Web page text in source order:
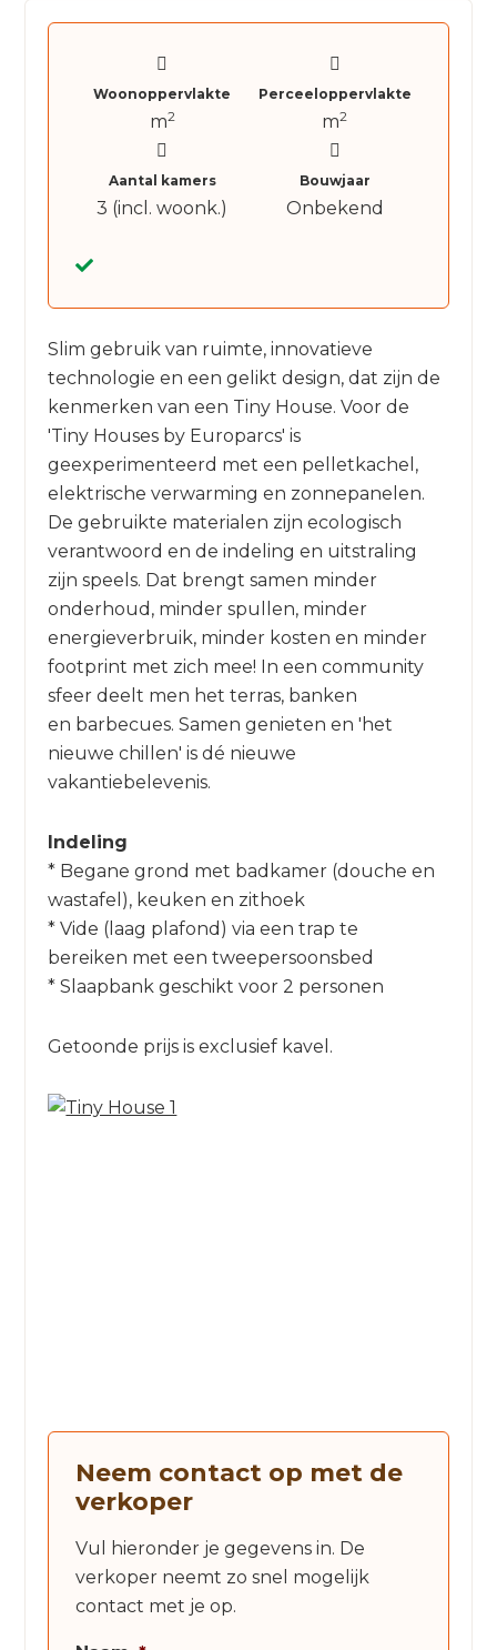
Woonoppervlakte
m2
Perceeloppervlakte
m2
Aantal kamers
3 (incl. woonk.)
Bouwjaar
Onbekend
Slim gebruik van ruimte, innovatieve
technologie en een gelikt design, dat zijn de
kenmerken van een Tiny House. Voor de
'Tiny Houses by Europarcs' is
geexperimenteerd met een pelletkachel,
elektrische verwarming en zonnepanelen.
De gebruikte materialen zijn ecologisch
verantwoord en de indeling en uitstraling
zijn speels. Dat brengt samen minder
onderhoud, minder spullen, minder
energieverbruik, minder kosten en minder
footprint met zich mee! In een community
sfeer deelt men het terras, banken
en barbecues. Samen genieten en 'het
nieuwe chillen' is dé nieuwe
vakantiebelevenis.
Indeling
* Begane grond met badkamer (douche en
wastafel), keuken en zithoek
* Vide (laag plafond) via een trap te
bereiken met een tweepersoonsbed
* Slaapbank geschikt voor 2 personen
Getoonde prijs is exclusief kavel.
Neem contact op met de
verkoper
Vul hieronder je gegevens in. De
verkoper neemt zo snel mogelijk
contact met je op.